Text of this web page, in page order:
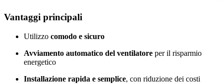
Vantaggi principali
Utilizzo comodo e sicuro
Avviamento automatico del ventilatore per il risparmio
energetico
Installazione rapida e semplice, con riduzione dei costi